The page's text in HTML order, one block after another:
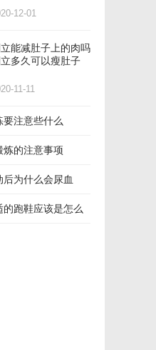
12-01
能减肚子上的肉吗
多久可以瘦肚子
11-11
注意些什么
炼的注意事项
为什么会尿血
跑鞋应该是怎么